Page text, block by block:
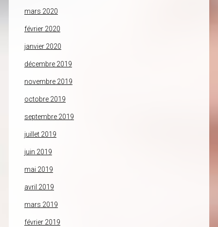
mars 2020
février 2020
janvier 2020
décembre 2019
novembre 2019
octobre 2019
septembre 2019
juillet 2019
juin 2019
mai 2019
avril 2019
mars 2019
février 2019